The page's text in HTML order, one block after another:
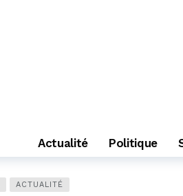
Actualité Politique
ACTUALITÉ